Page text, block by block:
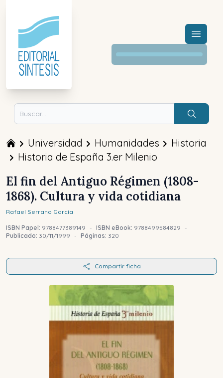
Menú
Buscar
Universidad Humanidades
Historia
Historia de España 3.er Milenio
El fin del Antiguo Régimen (1808-
1868). Cultura y vida cotidiana
Rafael Serrano García
ISBN Papel: 9788477389149 - ISBN eBook: 9788499584829
-
Publicado: 30/11/1999 - Páginas: 320
Compartir ficha